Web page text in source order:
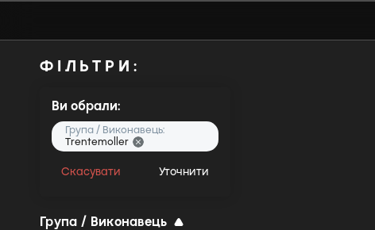
ФІЛЬТРИ:
Ви обрали:
Група / Виконавець:
Trentemoller
Скасувати Уточнити
Група / Виконавець